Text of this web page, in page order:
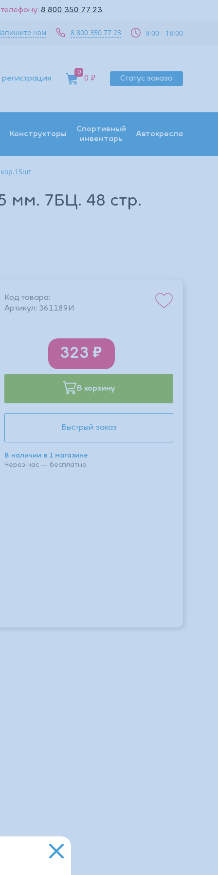
8 800 350 77 23.
нам 8 800 350 77 23 9:00 - 18:00
0
0 ₽ Статус заказа
Конструкторы
Спортивный
инвентарь
Автокресла
мм. 7БЦ. 48 стр.
Код товара:
Артикул: 361189И
323
В корзину
Быстрый заказ
В наличии в 1 магазине
Через час — бесплатно